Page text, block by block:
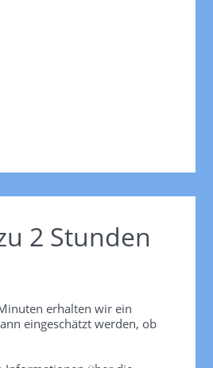
2 Stunden
erhalten wir ein
eingeschätzt werden, ob